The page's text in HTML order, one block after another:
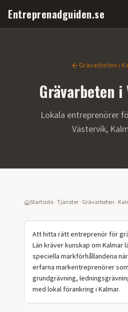
Entreprenadguiden.se
Grävarbeten i
Grävarbeten i
Lokala entreprenörer
Västervik,
Startsida ›Tjänster›Grävarbeten ›
Att hitta rätt entreprenör för
Län kräver kunskap om Kalmar
speciella markförhållandena
erfarna markentreprenörer
grundgrävning,
med lokal förankring i Kalmar.